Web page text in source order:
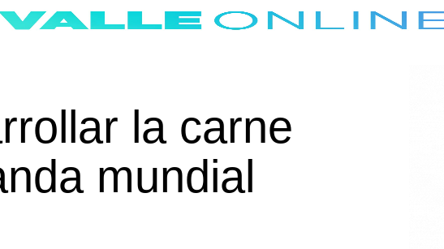
la carne
mundial